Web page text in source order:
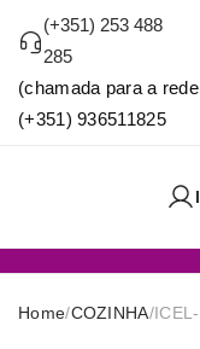
(+351) 253 488
285
(chamada para a
(+351) 936511825
Home/COZINHA/